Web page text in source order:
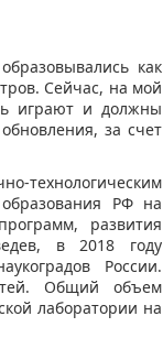
как
Сейчас, на мой
играют и должны
за счет
технологическим
РФ на
развития
в 2018 году
России.
Общий объем
лаборатории на